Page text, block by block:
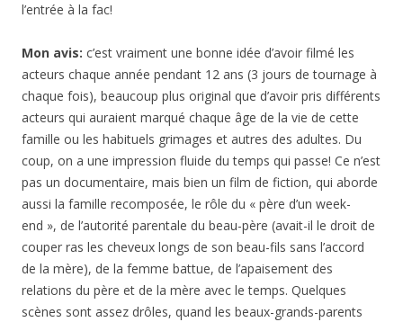
l’entrée à la fac!
Mon avis: c’est vraiment une bonne idée d’avoir filmé les
acteurs chaque année pendant 12 ans (3 jours de tournage à
chaque fois), beaucoup plus original que d’avoir pris différents
acteurs qui auraient marqué chaque âge de la vie de cette
famille ou les habituels grimages et autres des adultes. Du
coup, on a une impression fluide du temps qui passe! Ce n’est
pas un documentaire, mais bien un film de fiction, qui aborde
aussi la famille recomposée, le rôle du « père d’un week-
end », de l’autorité parentale du beau-père (avait-il le droit de
couper ras les cheveux longs de son beau-fils sans l’accord
de la mère), de la femme battue, de l’apaisement des
relations du père et de la mère avec le temps. Quelques
scènes sont assez drôles, quand les beaux-grands-parents